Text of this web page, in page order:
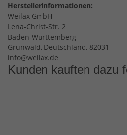
Herstellerinformationen:
Weilax GmbH
Lena-Christ-Str. 2
Baden-Württemberg
Grünwald, Deutschland, 82031
info@weilax.de
Kunden kauften dazu